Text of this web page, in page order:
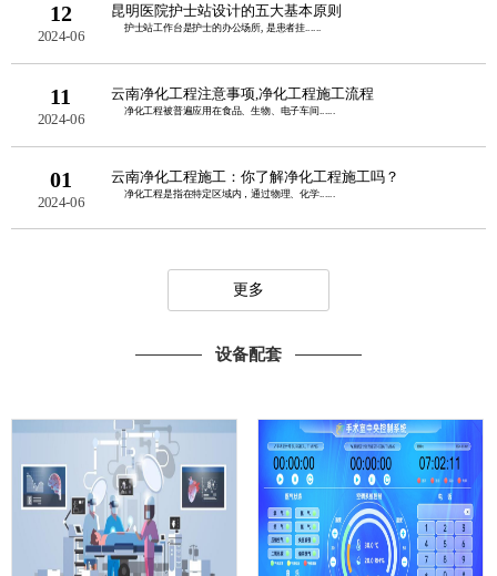
12
2024-06
昆明医院护士站设计的五大基本原则
护士站工作台是护士的办公场所, 是患者挂......
11
2024-06
云南净化工程注意事项,净化工程施工流程
净化工程被普遍应用在食品、生物、电子车间......
01
2024-06
云南净化工程施工：你了解净化工程施工吗？
净化工程是指在特定区域内，通过物理、化学......
更多
设备配套